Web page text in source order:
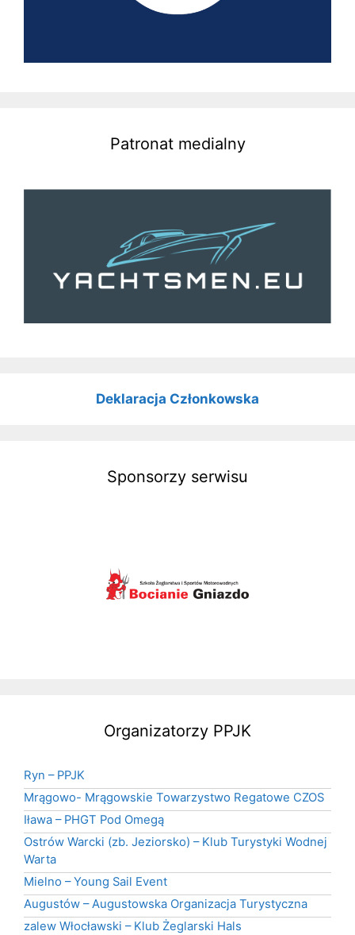
Patronat medialny
Deklaracja Członkowska
Sponsorzy serwisu
Organizatorzy PPJK
Ryn – PPJK
Mrągowo- Mrągowskie Towarzystwo Regatowe CZOS
Iława – PHGT Pod Omegą
Ostrów Warcki (zb. Jeziorsko) – Klub Turystyki Wodnej
Warta
Mielno – Young Sail Event
Augustów – Augustowska Organizacja Turystyczna
zalew Włocławski – Klub Żeglarski Hals